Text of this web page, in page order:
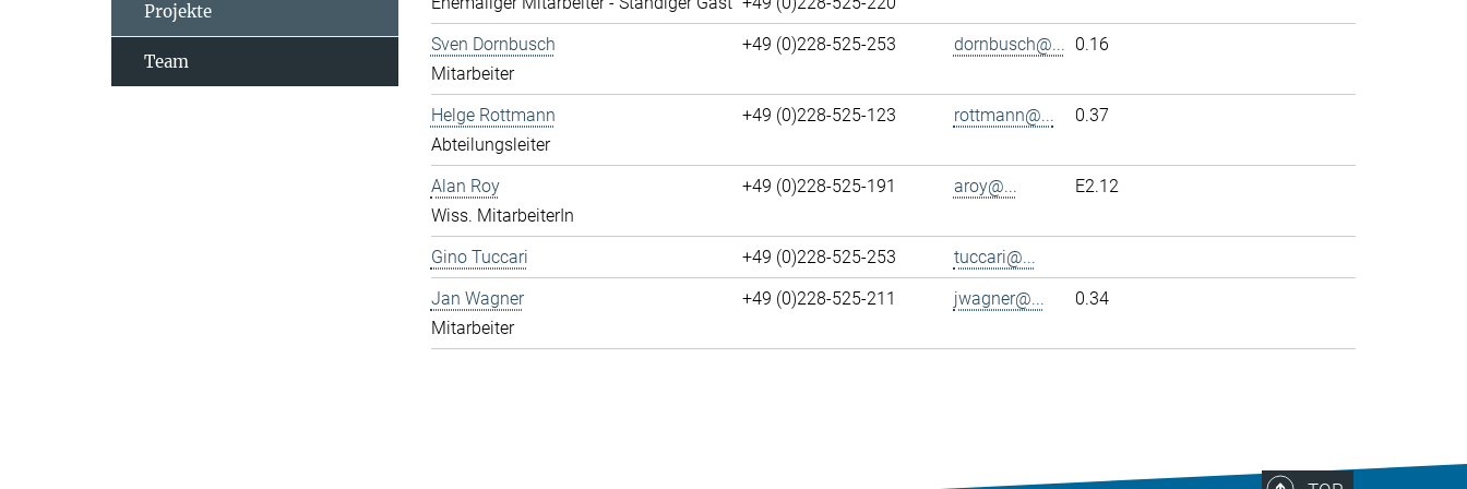
Sven Dornbusch
Mitarbeiter
+49 (0)228-525-253 dornbusch@... 0.16
Helge Rottmann
Abteilungsleiter
+49 (0)228-525-123 rottmann@... 0.37
Alan Roy
Wiss. MitarbeiterIn
+49 (0)228-525-191 aroy@... E2.12
Gino Tuccari +49 (0)228-525-253
tuccari@...
Jan Wagner
Mitarbeiter
+49 (0)228-525-211 jwagner@... 0.34
Projekte
Team